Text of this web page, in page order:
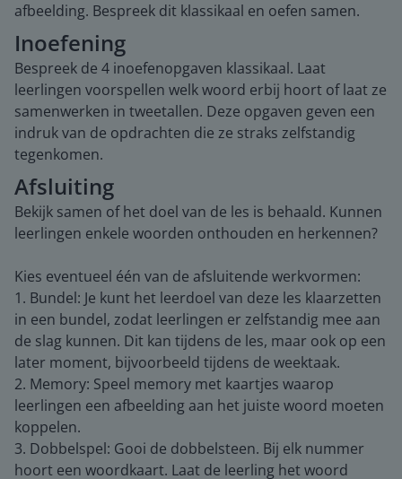
afbeelding. Bespreek dit klassikaal en oefen samen.
Inoefening
Bespreek de 4 inoefenopgaven klassikaal. Laat
leerlingen voorspellen welk woord erbij hoort of laat ze
samenwerken in tweetallen. Deze opgaven geven een
indruk van de opdrachten die ze straks zelfstandig
tegenkomen.
Afsluiting
Bekijk samen of het doel van de les is behaald. Kunnen
leerlingen enkele woorden onthouden en herkennen?
Kies eventueel één van de afsluitende werkvormen:
1. Bundel: Je kunt het leerdoel van deze les klaarzetten
in een bundel, zodat leerlingen er zelfstandig mee aan
de slag kunnen. Dit kan tijdens de les, maar ook op een
later moment, bijvoorbeeld tijdens de weektaak.
2. Memory: Speel memory met kaartjes waarop
leerlingen een afbeelding aan het juiste woord moeten
koppelen.
3. Dobbelspel: Gooi de dobbelsteen. Bij elk nummer
hoort een woordkaart. Laat de leerling het woord